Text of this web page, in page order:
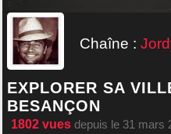
Chaîne :
EXPLORER SA
BESANÇON
1802 vues depuis le 31 mars